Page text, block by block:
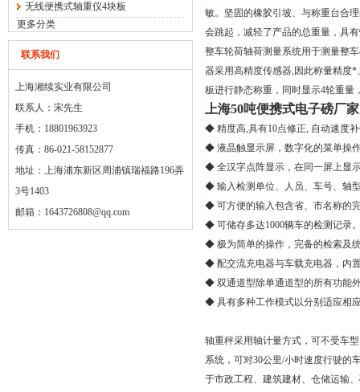
无线便携式轴重仪4块板
更多分类
联系我们
上海湘续实业有限公司
联系人：宋先生
手机：18801963923
传真：86-021-58152877
地址：上海浦东新区周浦镇瑞福路196弄
3号1403
邮箱： 1643726808@qq.com
敏。坚固的橡胶引坡、与称重台合
会跳起，减轻了产品的总重量，具
整车轮荷轴荷测量系统用于测量整
器采用高精度传感器,因此称量精度
板进行静态称重，同时显示4轮重量
上海50吨便携式电子磅厂家
◆ 精度高,具有10点修正, 自动速度
◆ 液晶触显示屏，数字化的菜单操
◆ 全汉字点阵显示，在同一屏上显
◆ 输入检测单位、人员、车号、轴
◆ 可方便的输入包含省、市名称的
◆ 可储存多达1000辆车的检测记录
◆ 极为简单的操作，完备的检索及
◆ 配交流充电器与车载充电器，内
◆ 双通道型除单通道型的所有功能
◆ 具有多种工作模式以分别适应相
轴重秤采用轴计量方式，可不受车
系统，可对30公里/小时速度行驶的
于市政工程、建筑建材、仓储运输